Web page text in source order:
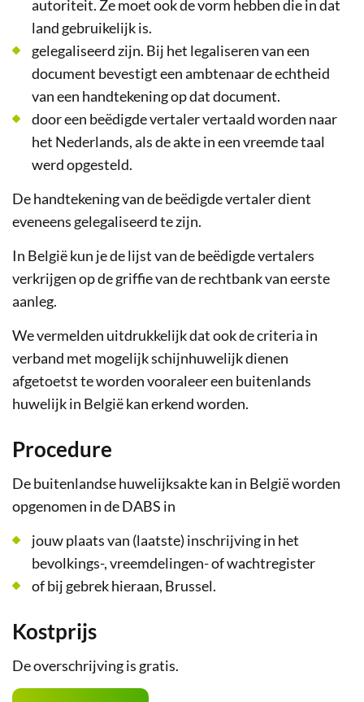
autoriteit. Ze moet ook de vorm hebben die in dat
land gebruikelijk is.
gelegaliseerd zijn. Bij het legaliseren van een
document bevestigt een ambtenaar de echtheid
van een handtekening op dat document.
door een beëdigde vertaler vertaald worden naar
het Nederlands, als de akte in een vreemde taal
werd opgesteld.
De handtekening van de beëdigde vertaler dient
eveneens gelegaliseerd te zijn.
In België kun je de lijst van de beëdigde vertalers
verkrijgen op de griffie van de rechtbank van eerste
aanleg.
We vermelden uitdrukkelijk dat ook de criteria in
verband met mogelijk schijnhuwelijk dienen
afgetoetst te worden vooraleer een buitenlands
huwelijk in België kan erkend worden.
Procedure
De buitenlandse huwelijksakte kan in België worden
opgenomen in de DABS in
jouw plaats van (laatste) inschrijving in het
bevolkings-, vreemdelingen- of wachtregister
of bij gebrek hieraan, Brussel.
Kostprijs
De overschrijving is gratis.